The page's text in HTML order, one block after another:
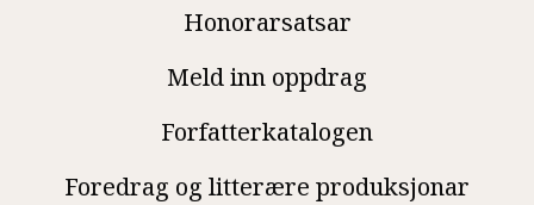
Honorarsatsar
Meld inn oppdrag
Forfatterkatalogen
Foredrag og litterære produksjonar